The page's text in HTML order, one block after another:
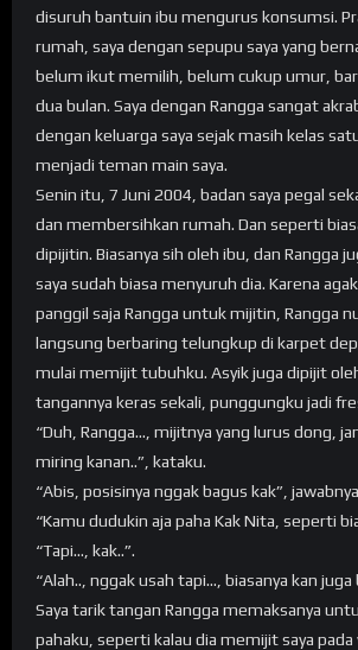
disuruh bantuin ibu mengurus konsumsi.
rumah, saya dengan sepupu saya yang
belum ikut memilih, belum cukup umur,
dua bulan. Saya dengan Rangga sangat
dengan keluarga saya sejak masih kelas
menjadi teman main saya.
Senin itu, 7 Juni 2004, badan saya pegal
dan membersihkan rumah. Dan seperti
dipijitin. Biasanya sih oleh ibu, dan Rangga
saya sudah biasa menyuruh dia. Karena
panggil saja Rangga untuk mijitin, Rangga
langsung berbaring telungkup di karpet
mulai memijit tubuhku. Asyik juga dipijit oleh
tangannya keras sekali, punggungku jadi
“Duh, Rangga…, mijitnya yang lurus dong,
miring kanan..”, kataku.
“Abis, posisinya nggak bagus kak”,
“Kamu dudukin aja paha Kak Nita, seperti
“Tapi…, kak..”.
“Alah.., nggak usah tapi…, biasanya kan juga
Saya tarik tangan Rangga memaksanya
pahaku, seperti kalau dia memijit saya